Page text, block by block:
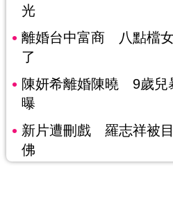
光
離婚台中富商 八點檔
了
陳妍希離婚陳曉 9歲兒
曝
新片遭刪戲 羅志祥被
佛